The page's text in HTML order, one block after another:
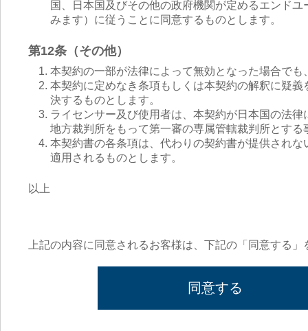
国、日本国及びその他の政府機関が定めるエンド
みます）に従うことに同意するものとします。
第12条（その他）
本契約の一部が法律によって無効となった場合で
本契約に定めなき条項もしくは本契約の解釈に疑
決するものとします。
ライセンサー及び使用者は、本契約が日本国の法
地方裁判所をもって第一審の専属管轄裁判所とす
本契約書の各条項は、代わりの契約書が提供され
適用されるものとします。
以上
上記の内容に同意されるお客様は、下記の「同意する
同意する